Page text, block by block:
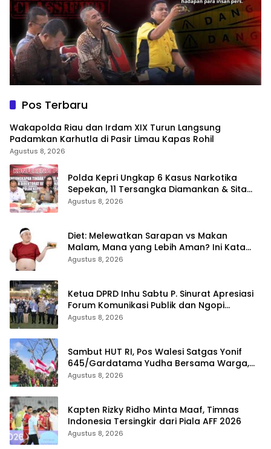
Pos Terbaru
Wakapolda Riau dan Irdam XIX Turun Langsung
Padamkan Karhutla di Pasir Limau Kapas Rohil
Agustus 8, 2026
Polda Kepri Ungkap 6 Kasus Narkotika
Sepekan, 11 Tersangka Diamankan & Sita
402 Gram Sabu
Agustus 8, 2026
Diet: Melewatkan Sarapan vs Makan
Malam, Mana yang Lebih Aman? Ini Kata
Dokter
Agustus 8, 2026
Ketua DPRD Inhu Sabtu P. Sinurat Apresiasi
Forum Komunikasi Publik dan Ngopi
Bersama Kejari Inhu
Agustus 8, 2026
Sambut HUT RI, Pos Walesi Satgas Yonif
645/Gardatama Yudha Bersama Warga,
Kibarkan Merah Putih di Bukit Walesi
Agustus 8, 2026
Kapten Rizky Ridho Minta Maaf, Timnas
Indonesia Tersingkir dari Piala AFF 2026
Agustus 8, 2026